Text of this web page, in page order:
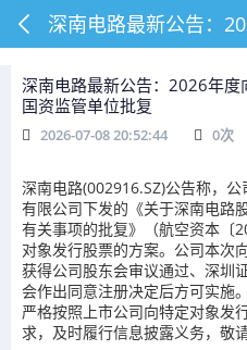
深南电路最新公告：2026年
国资监管单位批复
2026-07-08 20:52:44 0次
深南电路(002916.SZ)公告称，
有限公司下发的《关于深南电路
有关事项的批复》（航空资本〔
对象发行股票的方案。公司本次
获得公司股东会审议通过、深圳
会作出同意注册决定后方可实施
严格按照上市公司向特定对象发
求，及时履行信息披露义务，敬